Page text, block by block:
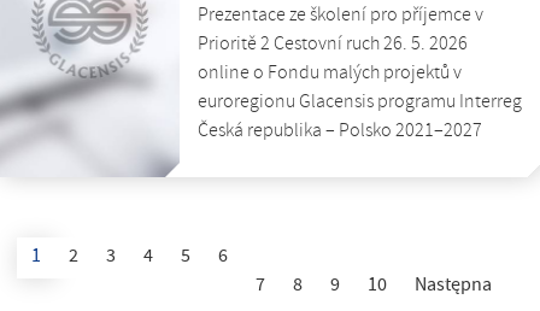
Prezentace ze školení pro příjemce v
Prioritě 2 Cestovní ruch 26. 5. 2026
online o Fondu malých projektů v
euroregionu Glacensis programu Interreg
Česká republika – Polsko 2021–2027
1 2 3 4 5
6
7
8 9 10
Następna